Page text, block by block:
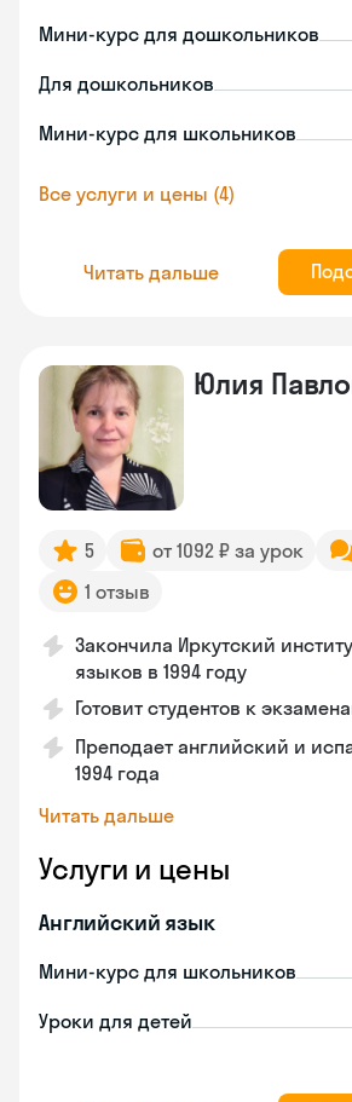
Мини-курс для дошкольников
Для дошкольников
Мини-курс для школьников
Все услуги и цены (4)
Читать дальше
Юлия
5 от 1092 ₽ за урок
1 отзыв
Закончила Иркутский
языков в 1994 году
Готовит студентов к
Преподает английский и
1994 года
Читать дальше
Услуги и цены
Английский язык
Мини-курс для школьников
Уроки для детей